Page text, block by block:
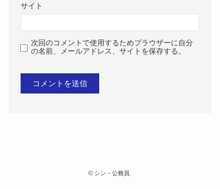
サイト
次回のコメントで使用するためブラウザーに自分
の名前、メールアドレス、サイトを保存する。
© シン・公務員.